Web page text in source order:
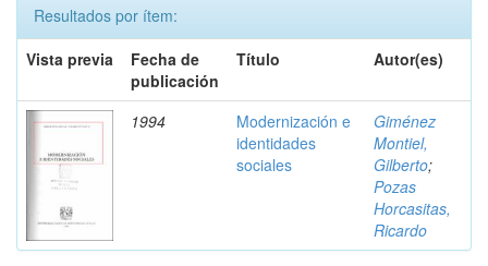
Resultados por ítem:
Vista previa
Fecha de
publicación
Título Autor(es)
1994
Modernización e
identidades
sociales
Giménez
Montiel,
Gilberto;
Pozas
Horcasitas,
Ricardo